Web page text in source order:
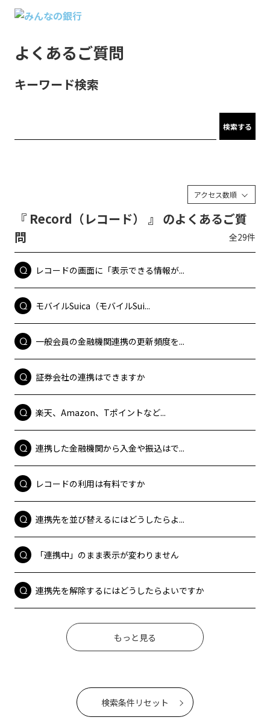
よくあるご質問
キーワード検索
検索する
アクセス数順
『 Record（レコード） 』 のよくあるご質
問
全29件
レコードの画面に「表示できる情報が...
モバイルSuica（モバイルSui...
一般会員の金融機関連携の更新頻度を...
証券会社の連携はできますか
楽天、Amazon、Tポイントなど...
連携した金融機関から入金や振込はで...
レコードの利用は有料ですか
連携先を並び替えるにはどうしたらよ...
「連携中」のまま表示が変わりません
連携先を解除するにはどうしたらよいですか
もっと見る
検索条件リセット